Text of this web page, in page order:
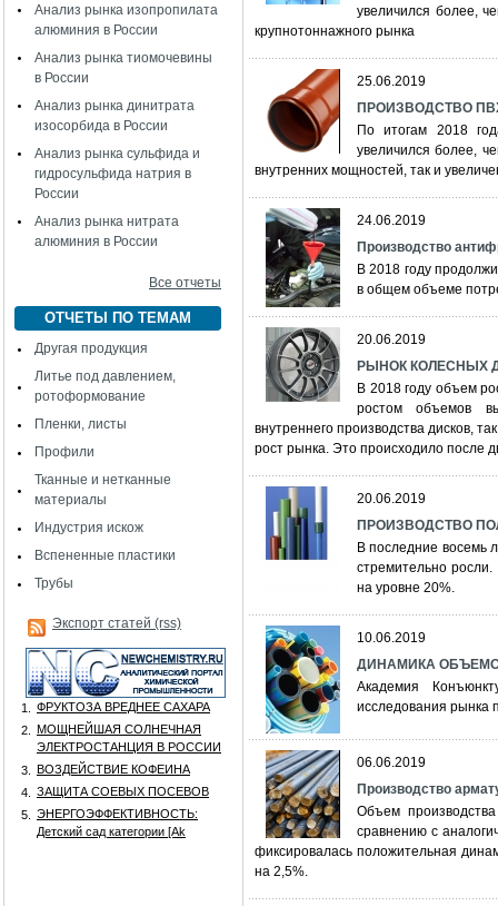
Анализ рынка изопропилата
алюминия в России
Анализ рынка тиомочевины
в России
Анализ рынка динитрата
изосорбида в России
Анализ рынка сульфида и
гидросульфида натрия в
России
Анализ рынка нитрата
алюминия в России
Все отчеты
ОТЧЕТЫ ПО ТЕМАМ
Другая продукция
Литье под давлением,
ротоформование
Пленки, листы
Профили
Тканные и нетканные
материалы
Индустрия искож
Вспененные пластики
Трубы
Экспорт статей (rss)
1.
ФРУКТОЗА ВРЕДНЕЕ САХАРА
2.
МОЩНЕЙШАЯ СОЛНЕЧНАЯ
ЭЛЕКТРОСТАНЦИЯ В РОССИИ
3.
ВОЗДЕЙСТВИЕ КОФЕИНА
4.
ЗАЩИТА СОЕВЫХ ПОСЕВОВ
5.
ЭНЕРГОЭФФЕКТИВНОСТЬ:
Детский сад категории [Аk
увеличился более,
крупнотоннажного рынка
25.06.2019
ПРОИЗВОДСТВО
По итогам 2018
увеличился более,
внутренних мощностей, так и
24.06.2019
Производство
В 2018 году
в общем объеме
20.06.2019
РЫНОК КОЛЕСНЫХ
В 2018 году объем
ростом объемов
внутреннего производства дисков,
рост рынка. Это происходило после
20.06.2019
ПРОИЗВОДСТВО
В последние восемь
стремительно
на уровне 20%.
10.06.2019
ДИНАМИКА
Академия
исследования рынка
06.06.2019
Производство
Объем
сравнению с
фиксировалась положительная
на 2,5%.